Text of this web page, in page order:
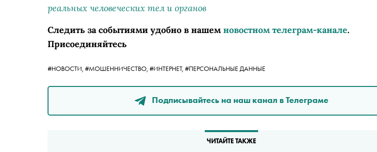
реальных человеческих тел и органов
Следить за событиями удобно в нашем новостном телеграм-канале.
Присоединяйтесь
#НОВОСТИ, #МОШЕННИЧЕСТВО, #ИНТЕРНЕТ, #ПЕРСОНАЛЬНЫЕ ДАННЫЕ
Подписывайтесь на наш канал в Телеграме
ЧИТАЙТЕ ТАКЖЕ